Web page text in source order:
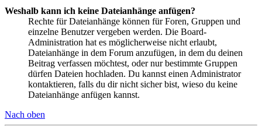
Weshalb kann ich keine Dateianhänge anfügen?
Rechte für Dateianhänge können für Foren, Gruppen und
einzelne Benutzer vergeben werden. Die Board-
Administration hat es möglicherweise nicht erlaubt,
Dateianhänge in dem Forum anzufügen, in dem du deinen
Beitrag verfassen möchtest, oder nur bestimmte Gruppen
dürfen Dateien hochladen. Du kannst einen Administrator
kontaktieren, falls du dir nicht sicher bist, wieso du keine
Dateianhänge anfügen kannst.
Nach oben